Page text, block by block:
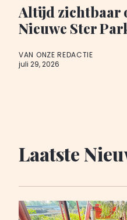
Altijd zichtbaar
Nieuwe Ster
VAN ONZE REDACTIE
juli 29, 2026
Laatste